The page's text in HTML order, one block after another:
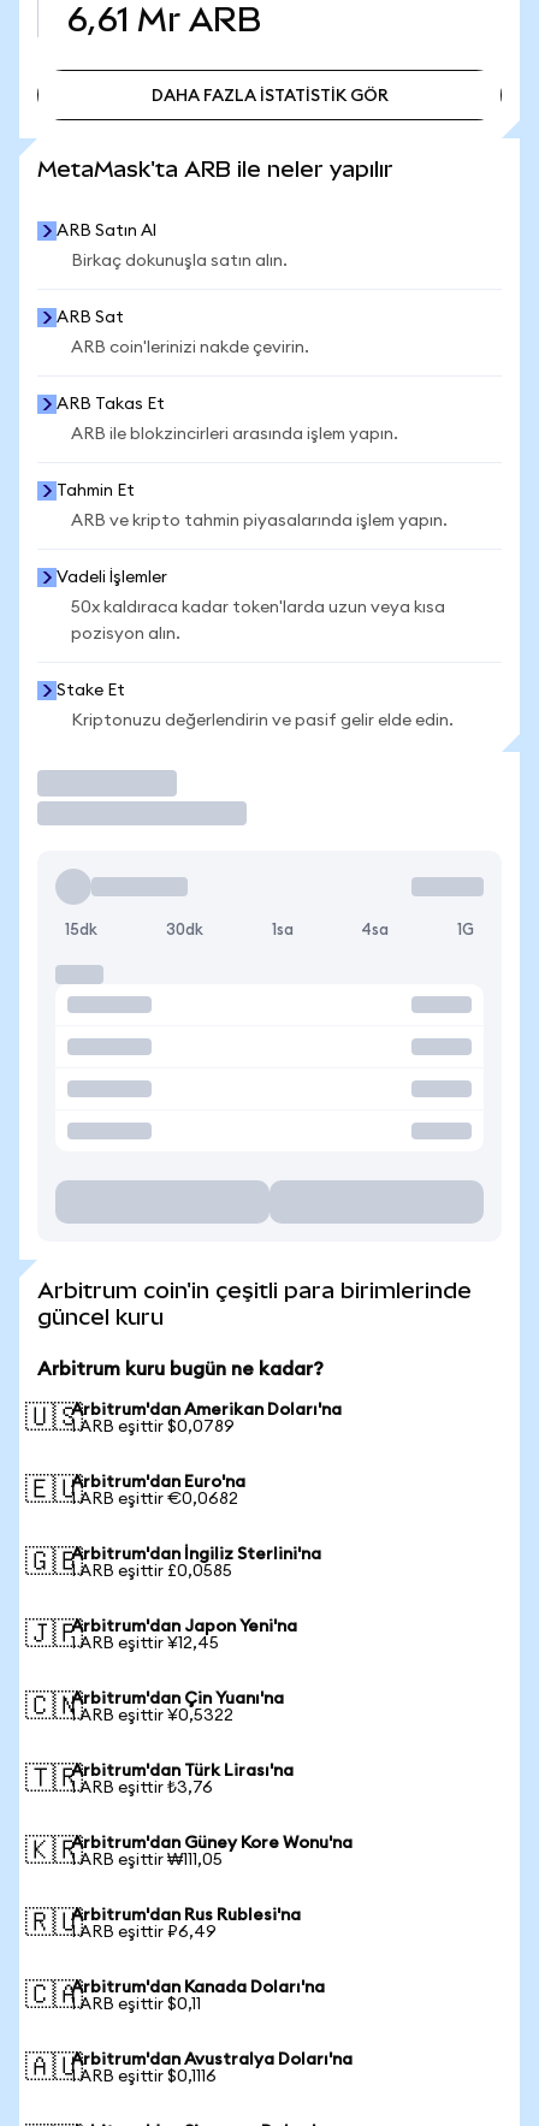
6,61 Mr ARB
DAHA FAZLA İSTATİSTİK GÖR
MetaMask'ta ARB ile neler yapılır
ARB Satın Al
Birkaç dokunuşla satın alın.
ARB Sat
ARB coin'lerinizi nakde çevirin.
ARB Takas Et
ARB ile blokzincirleri arasında işlem yapın.
Tahmin Et
ARB ve kripto tahmin piyasalarında işlem yapın.
Vadeli İşlemler
50x kaldıraca kadar token'larda uzun veya kısa
pozisyon alın.
Stake Et
Kriptonuzu değerlendirin ve pasif gelir elde edin.
15dk 30dk 1sa 4sa 1G
Arbitrum coin'in çeşitli para birimlerinde
güncel kuru
Arbitrum kuru bugün ne kadar?
🇺🇸Arbitrum'dan Amerikan Doları'na
1 ARB eşittir $0,0789
🇪🇺Arbitrum'dan Euro'na
1 ARB eşittir €0,0682
🇬🇧Arbitrum'dan İngiliz Sterlini'na
1 ARB eşittir £0,0585
🇯🇵Arbitrum'dan Japon Yeni'na
1 ARB eşittir ¥12,45
🇨🇳Arbitrum'dan Çin Yuanı'na
1 ARB eşittir ¥0,5322
🇹🇷Arbitrum'dan Türk Lirası'na
1 ARB eşittir ₺3,76
🇰🇷Arbitrum'dan Güney Kore Wonu'na
1 ARB eşittir ₩111,05
🇷🇺Arbitrum'dan Rus Rublesi'na
1 ARB eşittir ₽6,49
🇨🇦Arbitrum'dan Kanada Doları'na
1 ARB eşittir $0,11
🇦🇺Arbitrum'dan Avustralya Doları'na
1 ARB eşittir $0,1116